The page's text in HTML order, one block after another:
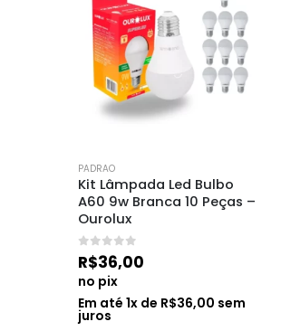
PADRAO
Kit Lâmpada Led Bulbo
A60 9w Branca 10 Peças –
Ourolux
0 de 5
R$36,00
no pix
Em até 1x de R$36,00 sem
juros